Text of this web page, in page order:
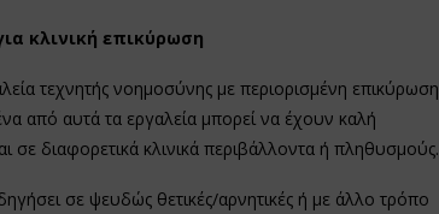
κλινική επικύρωση
τεχνητής νοημοσύνης με περιορισμένη επικύρωση
από αυτά τα εργαλεία μπορεί να έχουν καλή
σε διαφορετικά κλινικά περιβάλλοντα ή πληθυσμούς.
σε ψευδώς θετικές/αρνητικές ή με άλλο τρόπο